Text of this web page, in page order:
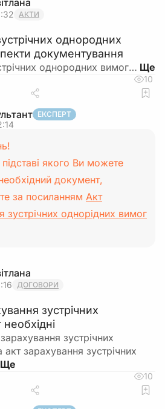
АКТИ
однородних
документування
однородних вимог…
10
ЕКСПЕРТ
якого Ви можете
документ,
за посиланням Акт
зустрічних однорідних вимог
ДОГОВОРИ
зустрічних
зустрічних
зарахування зустрічних
10